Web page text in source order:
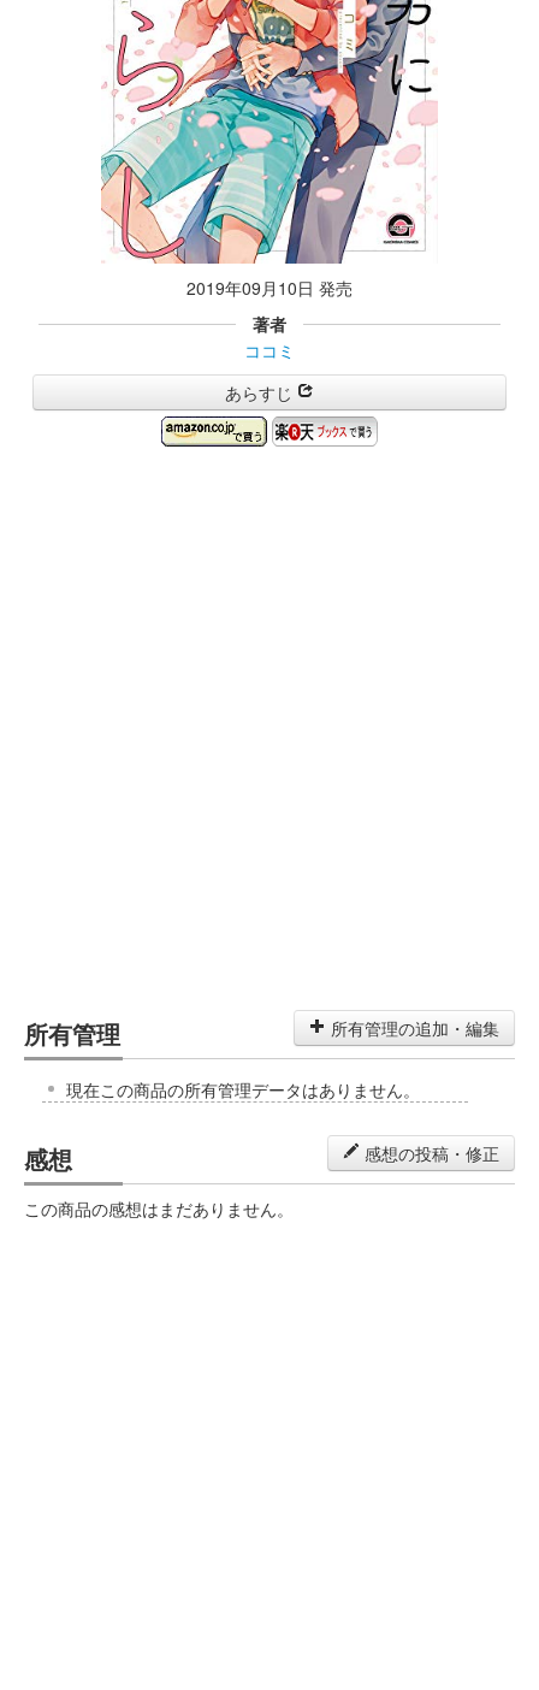
2019年09月10日 発売
著者
ココミ
あらすじ
所有管理 所有管理の追加・編集
現在この商品の所有管理データはありません。
感想 感想の投稿・修正
この商品の感想はまだありません。